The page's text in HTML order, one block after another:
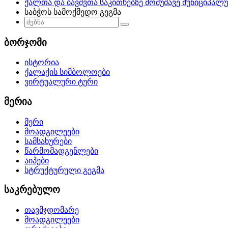
ქალთა და ბავშვთა საკითხებზე მომუშავე
საბჭოს სამოქმედო გეგმა
ბორჯომი
ისტორია
ქალაქის სიმბოლოები
ვირტუალური ტური
მერია
მერი
მოადგილეები
სამსახურები
წარმომადგენლები
აიპები
სტრუქტურული გეგმა
საკრებულო
თავმჯდომარე
მოადგილეები